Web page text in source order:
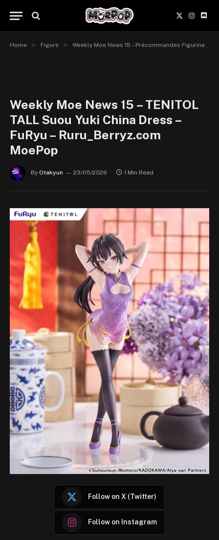
X
(Twitter)
Home » Figure » Weekly Moe News 15 – Précommandes Figurines du 18 au 24 mai 2026
Weekly Moe News 15 – TENITOL
TALL Suou Yuki China Dress –
FuRyu – Ruru_Berryz.com
MoePop
By Otakyun 23/05/2026 1 Min Read
Follow on X (Twitter)
Follow on Instagram